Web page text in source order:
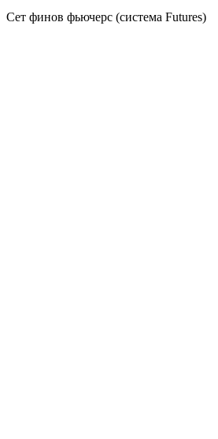
Сет финов фьючерс (система Futures)